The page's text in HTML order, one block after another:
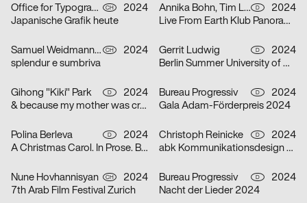
Office for Typography CH
2024
Japanische Grafik heute
Annika Bohn, Tim Lindacher, Johannes Schreiner, Nina Sticher D
2024
Live From Earth Klub Panorama Bar
Samuel Weidmann, Coralie Wipf CH
2024
splendur e sumbriva
Gerrit Ludwig D
2024
Berlin Summer University of Arts 2025
Gihong "Kiki" Park D
2024
& because my mother was crazy
Bureau Progressiv D
2024
Gala Adam-Förderpreis 2024
Polina Berleva D
2024
A Christmas Carol. In Prose. Being a Ghost Story of Christmas.
Christoph Reinicke D
2024
abk Kommunikationsdesign Workshops
Nune Hovhannisyan CH
2024
7th Arab Film Festival Zurich
Bureau Progressiv D
2024
Nacht der Lieder 2024